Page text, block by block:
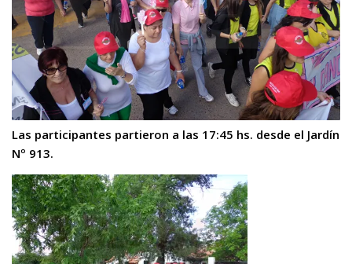
Las participantes partieron a las 17:45 hs. desde el Jardín
Nº 913.